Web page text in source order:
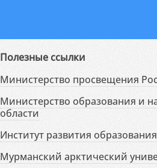
Полезные ссылки
Министерство просвещения
Министерство образования и
области
Институт развития
Мурманский арктический